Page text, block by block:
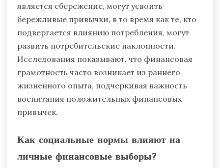
является сбережение, могут усвоить
бережливые привычки, в то время как те, кто
подвергается влиянию потребления, могут
развить потребительские наклонности.
Исследования показывают, что финансовая
грамотность часто возникает из раннего
жизненного опыта, подчеркивая важность
воспитания положительных финансовых
привычек.
Как социальные нормы влияют на
личные финансовые выборы?